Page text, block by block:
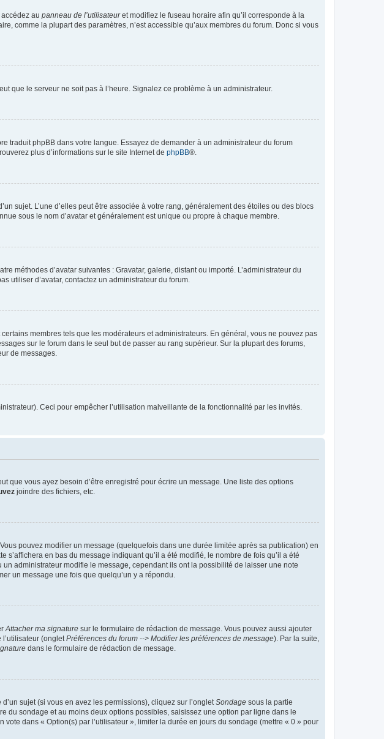
au panneau de l’utilisateuret modifiez le fuseau horaire afin qu’il corresponde à la
comme la plupart des paramètres, n’est accessible qu’aux membres du forum. Donc si vous
que le serveur ne soit pas à l’heure. Signalez ce problème à un administrateur.
traduit phpBB dans votre langue. Essayez de demander à un administrateur du forum
plus d’informations sur le site Internet de phpBB®.
sujet. L’une d’elles peut être associée à votre rang, généralement des étoiles ou des blocs
sous le nom d’avatar et généralement est unique ou propre à chaque membre.
méthodes d’avatar suivantes : Gravatar, galerie, distant ou importé. L’administrateur du
utiliser d’avatar, contactez un administrateur du forum.
membres tels que les modérateurs et administrateurs. En général, vous ne pouvez pas
sur le forum dans le seul but de passer au rang supérieur. Sur la plupart des forums,
de messages.
Ceci pour empêcher l’utilisation malveillante de la fonctionnalité par les invités.
que vous ayez besoin d’être enregistré pour écrire un message. Une liste des options
joindre des fichiers, etc.
pouvez modifier un message (quelquefois dans une durée limitée après sa publication) en
en bas du message indiquant qu’il a été modifié, le nombre de fois qu’il a été
administrateur modifie le message, cependant ils ont la possibilité de laisser une note
un message une fois que quelqu’un y a répondu.
Attacher ma signature sur le formulaire de rédaction de message. Vous pouvez aussi ajouter
(onglet Préférences du forum --> Modifier les préférences de message). Par la suite,
dans le formulaire de rédaction de message.
sujet (si vous en avez les permissions), cliquez sur l’onglet Sondage sous la partie
du sondage et au moins deux options possibles, saisissez une option par ligne dans le
dans « Option(s) par l’utilisateur », limiter la durée en jours du sondage (mettre « 0 » pour